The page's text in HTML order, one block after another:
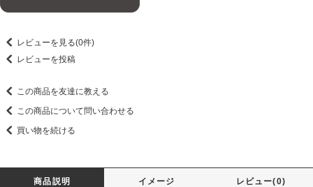
レビューを見る(0件)
レビューを投稿
この商品を友達に教える
この商品について問い合わせる
買い物を続ける
商品説明 イメージ レビュー(0)